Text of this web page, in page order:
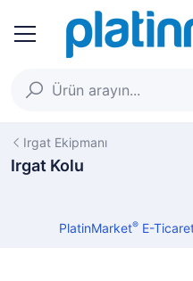
Irgat Ekipmanı
Irgat Kolu
PlatinMarket®E-